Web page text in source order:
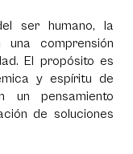
ser humano, la
comprensión
El propósito es
y espíritu de
un pensamiento
de soluciones